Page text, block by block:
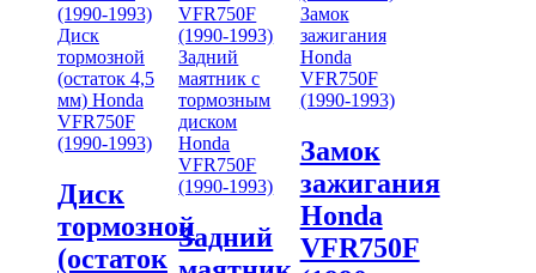
Диск
тормозной
(остаток 4,5
мм) Honda
VFR750F
(1990-1993)
Диск
тормозной
(остаток
Задний
маятник с
тормозным
диском
Honda
VFR750F
(1990-1993)
Задний
Замок
зажигания
Honda
VFR750F
(1990-1993)
Замок
зажигания
Honda
VFR750F